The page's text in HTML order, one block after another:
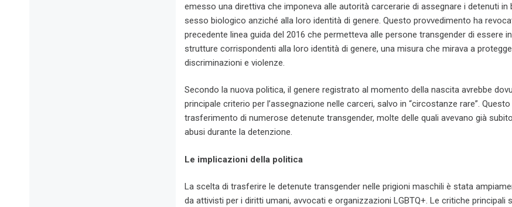
emesso una direttiva che imponeva alle autorità carcerarie di assegnare i detenuti in
sesso biologico anziché alla loro identità di genere. Questo provvedimento ha
precedente linea guida del 2016 che permetteva alle persone transgender di essere
strutture corrispondenti alla loro identità di genere, una misura che mirava a
discriminazioni e violenze.
Secondo la nuova politica, il genere registrato al momento della nascita avrebbe
principale criterio per l’assegnazione nelle carceri, salvo in “circostanze rare”.
trasferimento di numerose detenute transgender, molte delle quali avevano già
abusi durante la detenzione.
Le implicazioni della politica
La scelta di trasferire le detenute transgender nelle prigioni maschili è stata
da attivisti per i diritti umani, avvocati e organizzazioni LGBTQ+. Le critiche principali